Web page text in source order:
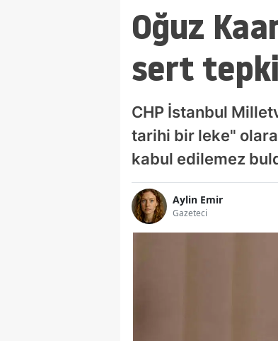
Oğuz
sert tepki
CHP İstanbul
tarihi bir leke"
kabul edilemez
Aylin Emir
Gazeteci